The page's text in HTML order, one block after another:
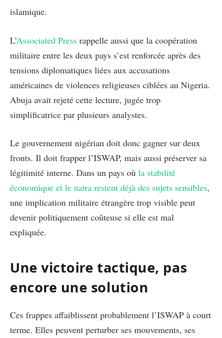
islamique.
L’Associated Press rappelle aussi que la coopération
militaire entre les deux pays s’est renforcée après des
tensions diplomatiques liées aux accusations
américaines de violences religieuses ciblées au Nigeria.
Abuja avait rejeté cette lecture, jugée trop
simplificatrice par plusieurs analystes.
Le gouvernement nigérian doit donc gagner sur deux
fronts. Il doit frapper l’ISWAP, mais aussi préserver sa
légitimité interne. Dans un pays où la stabilité
économique et le naira restent déjà des sujets sensibles,
une implication militaire étrangère trop visible peut
devenir politiquement coûteuse si elle est mal
expliquée.
Une victoire tactique, pas
encore une solution
Ces frappes affaiblissent probablement l’ISWAP à court
terme. Elles peuvent perturber ses mouvements, ses